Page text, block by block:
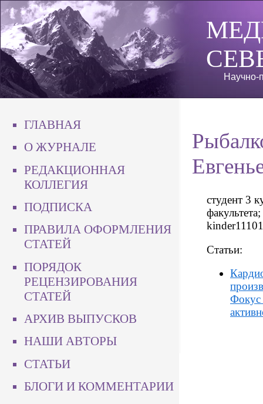
Научно-
ГЛАВНАЯ
О ЖУРНАЛЕ
РЕДАКЦИОННАЯ
КОЛЛЕГИЯ
ПОДПИСКА
ПРАВИЛА ОФОРМЛЕНИЯ
СТАТЕЙ
ПОРЯДОК
РЕЦЕНЗИРОВАНИЯ
СТАТЕЙ
АРХИВ ВЫПУСКОВ
НАШИ АВТОРЫ
СТАТЬИ
БЛОГИ И КОММЕНТАРИИ
студент 3
Статьи:
Фокус